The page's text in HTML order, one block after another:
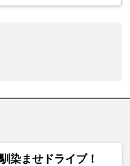
染ませドライブ！